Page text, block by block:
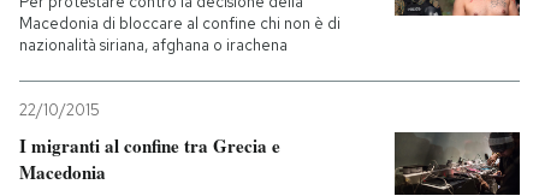
Macedonia di bloccare al confine chi non è di
nazionalità siriana, afghana o irachena
22/10/2015
I migranti al confine tra Grecia e
Macedonia